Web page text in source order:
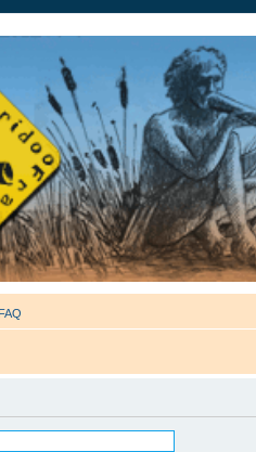
- retrouvez la communauté.
FAQ